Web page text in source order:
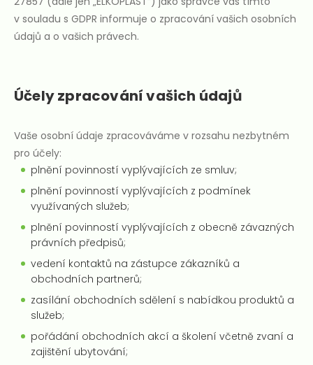
v souladu s GDPR informuje o zpracování vašich osobních
údajů a o vašich právech.
Účely zpracování vašich údajů
Vaše osobní údaje zpracováváme v rozsahu nezbytném
pro účely:
plnění povinností vyplývajících ze smluv;
plnění povinností vyplývajících z podmínek
využívaných služeb;
plnění povinností vyplývajících z obecně závazných
právních předpisů;
vedení kontaktů na zástupce zákazníků a
obchodních partnerů;
zasílání obchodních sdělení s nabídkou produktů a
služeb;
pořádání obchodních akcí a školení včetně zvaní a
zajištění ubytování;